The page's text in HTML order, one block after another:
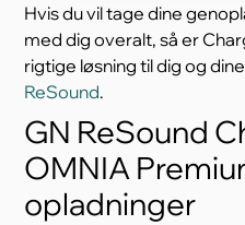
Hvis du vil tage dine
med dig overalt, så er
rigtige løsning til dig og
ReSound.
GN ReSound
OMNIA
opladninger